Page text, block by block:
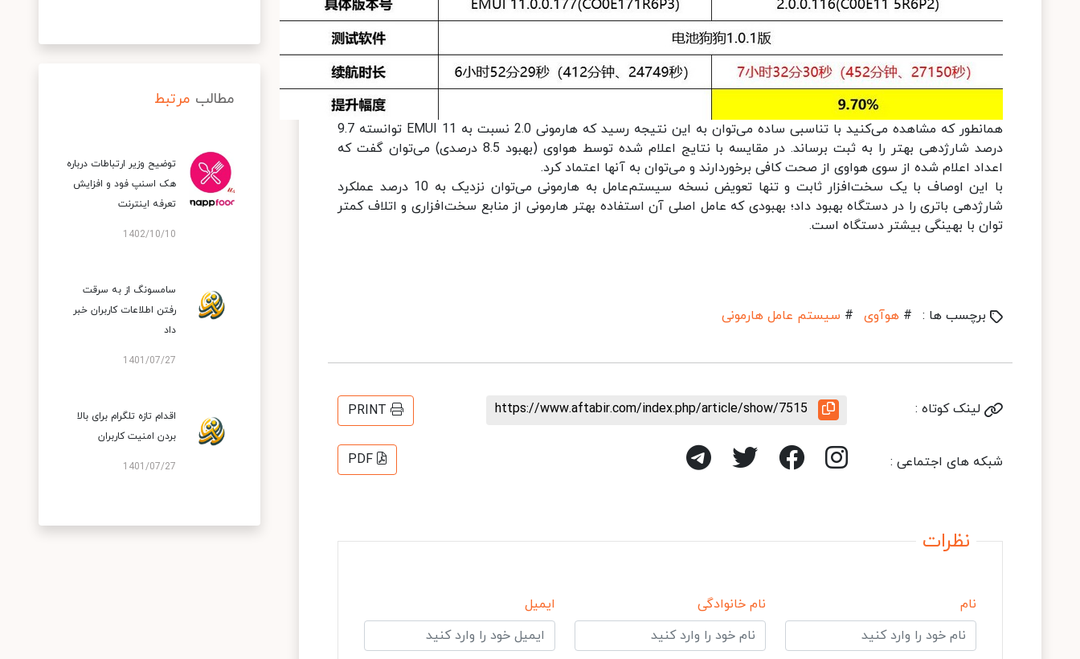
همانطور که مشاهده می‌کنید با تناسبی ساده می‌توان به این نتیجه رسید که هارمونی 2.0 نسبت به EMUI 11 توانسته 9.7
درصد شارژدهی بهتر را به ثبت برساند. در مقایسه با نتایج اعلام شده توسط هواوی (بهبود 8.5 درصدی) می‌توان گفت که
اعداد اعلام شده از سوی هواوی از صحت کافی برخوردارند و می‌توان به آنها اعتماد کرد.
با این اوصاف با یک سخت‌افزار ثابت و تنها تعویض نسخه سیستم‌عامل به هارمونی می‌توان نزدیک به 10 درصد عملکرد
شارژدهی باتری را در دستگاه بهبود داد؛ بهبودی که عامل اصلی آن استفاده بهتر هارمونی از منابع سخت‌افزاری و اتلاف کمتر
توان با بهینگی بیشتر دستگاه است.
برچسب ها : # هوآوی # سیستم عامل هارمونی
لینک کوتاه : https://www.aftabir.com/index.php/article/show/7515
PRINT
شبکه های اجتماعی : PDF
نظرات
نام نام خانوادگی ایمیل
مطالب مرتبط
توضیح وزیر ارتباطات درباره
هک اسنپ‌ فود و افزایش
تعرفه اینترنت
1402/10/10
سامسونگ از به سرقت
رفتن اطلاعات کاربران خبر
داد
1401/07/27
اقدام تازه تلگرام برای بالا
بردن امنیت کاربران
1401/07/27